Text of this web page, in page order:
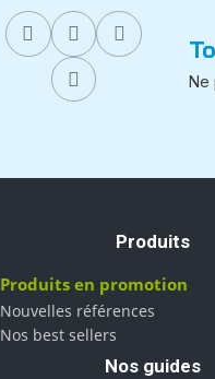
Ne
Produits
Produits en promotion
Nouvelles références
Nos best sellers
Nos guides